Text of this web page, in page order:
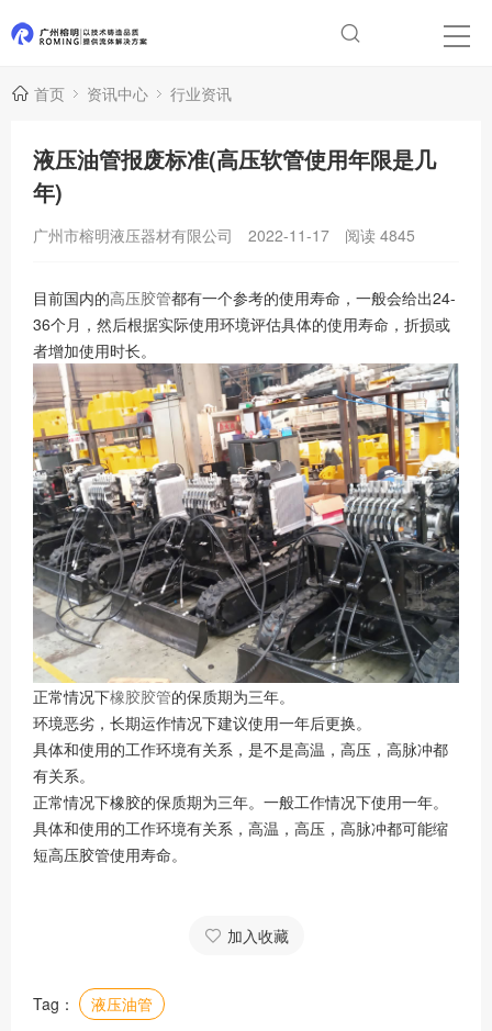
首页 资讯中心 行业资讯
液压油管报废标准(高压软管使用年限是几
年)
广州市榕明液压器材有限公司 2022-11-17 阅读 4845
目前国内的高压胶管都有一个参考的使用寿命，一般会给出24-
36个月，然后根据实际使用环境评估具体的使用寿命，折损或
者增加使用时长。
正常情况下橡胶胶管的保质期为三年。
环境恶劣，长期运作情况下建议使用一年后更换。
具体和使用的工作环境有关系，是不是高温，高压，高脉冲都
有关系。
正常情况下橡胶的保质期为三年。一般工作情况下使用一年。
具体和使用的工作环境有关系，高温，高压，高脉冲都可能缩
短高压胶管使用寿命。
加入收藏
Tag： 液压油管